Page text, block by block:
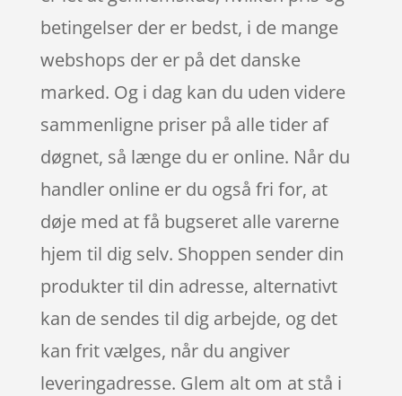
betingelser der er bedst, i de mange
webshops der er på det danske
marked. Og i dag kan du uden videre
sammenligne priser på alle tider af
døgnet, så længe du er online. Når du
handler online er du også fri for, at
døje med at få bugseret alle varerne
hjem til dig selv. Shoppen sender din
produkter til din adresse, alternativt
kan de sendes til dig arbejde, og det
kan frit vælges, når du angiver
leveringadresse. Glem alt om at stå i